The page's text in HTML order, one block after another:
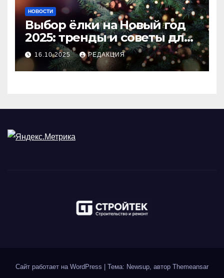
НОВОСТИ
Выбор ёлки на Новый год
2025: тренды и советы для
идеального праздника
16.10.2025 РЕДАКЦИЯ
Сайт работает на WordPress Тема: Newsup, автор Themeansar